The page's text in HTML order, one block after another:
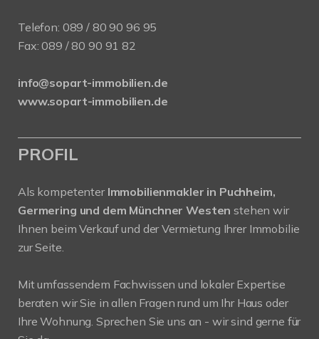
Telefon: 089 / 80 90 96 95
Fax: 089 / 80 90 91 82
info@sopart-immobilien.de
www.sopart-immobilien.de
PROFIL
Als kompetenter Immobilienmakler in Puchheim,
Germering und dem Münchner Westen stehen wir
Ihnen beim Verkauf und der Vermietung Ihrer Immobilie
zur Seite.
Mit umfassendem Fachwissen und lokaler Expertise
beraten wir Sie in allen Fragen rund um Ihr Haus oder
Ihre Wohnung. Sprechen Sie uns an - wir sind gerne für